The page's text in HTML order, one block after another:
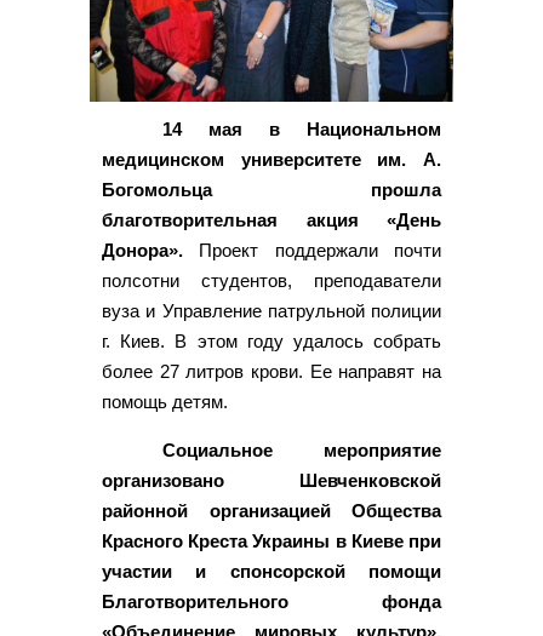
14 мая в Национальном
медицинском университете им. А.
Богомольца прошла
благотворительная акция «День
Донора». Проект поддержали почти
полсотни студентов, преподаватели
вуза и Управление патрульной полиции
г. Киев. В этом году удалось собрать
более 27 литров крови. Ее направят на
помощь детям.
Социальное мероприятие
организовано Шевченковской
районной организацией Общества
Красного Креста Украины в Киеве при
участии и спонсорской помощи
Благотворительного фонда
«Объединение мировых культур»,